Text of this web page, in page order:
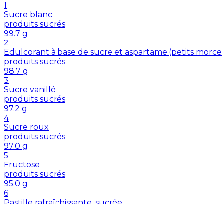
1
Sucre blanc
produits sucrés
99.7 g
2
Edulcorant à base de sucre et aspartame (petits
produits sucrés
98.7 g
3
Sucre vanillé
produits sucrés
97.2 g
4
Sucre roux
produits sucrés
97.0 g
5
Fructose
produits sucrés
95.0 g
6